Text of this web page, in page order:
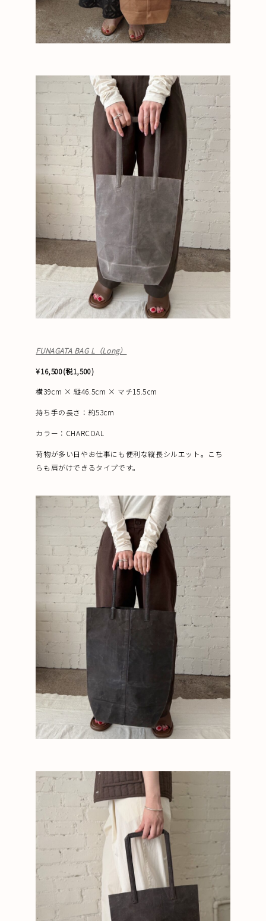
FUNAGATA BAG L（Long）
¥16,500(税1,500)
横39cm × 縦46.5cm × マチ15.5cm
持ち手の長さ：約53cm
カラー：CHARCOAL
荷物が多い日やお仕事にも便利な縦長シルエット。こち
らも肩がけできるタイプです。